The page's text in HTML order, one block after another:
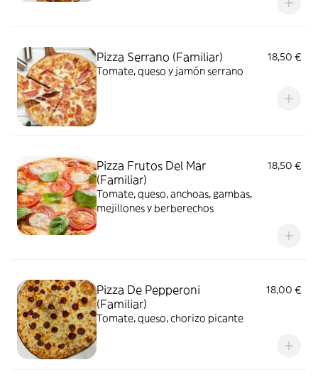
Pizza Serrano (Familiar)
18,50 €
Tomate, queso y jamón serrano
Pizza Frutos Del Mar
(Familiar)
18,50 €
Tomate, queso, anchoas, gambas,
mejillones y berberechos
Pizza De Pepperoni
(Familiar)
18,00 €
Tomate, queso, chorizo picante